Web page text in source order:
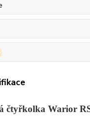
čtyřkolka Warior